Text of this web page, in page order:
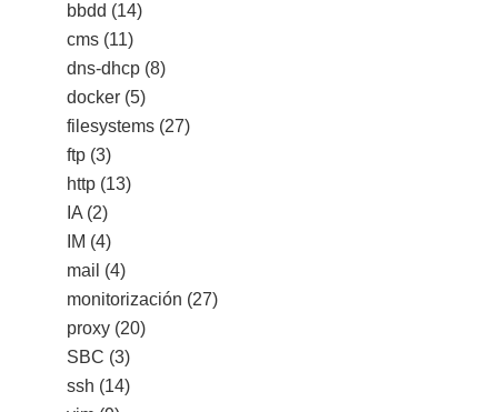
bbdd (14)
cms (11)
dns-dhcp (8)
docker (5)
filesystems (27)
ftp (3)
http (13)
IA (2)
IM (4)
mail (4)
monitorización (27)
proxy (20)
SBC (3)
ssh (14)